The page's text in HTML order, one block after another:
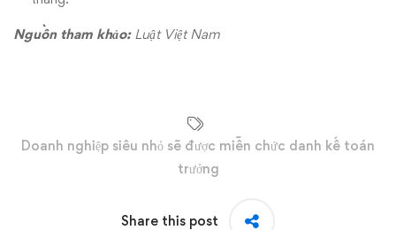
Nguồn tham khảo:Luật Việt Nam
Doanh nghiệp siêu nhỏ sẽ được miễn chức danh kế toán
trưởng
Share this post